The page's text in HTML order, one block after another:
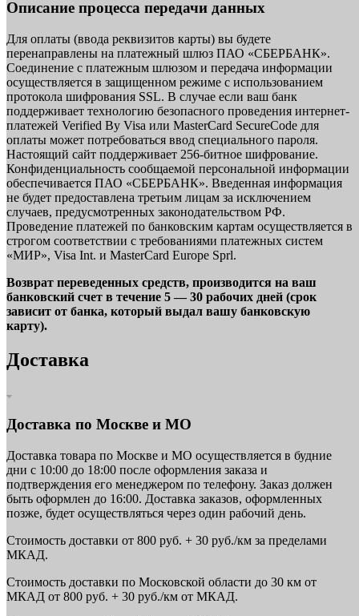
Описание процесса передачи данных
Для оплаты (ввода реквизитов карты) вы будете
перенаправлены на платежный шлюз ПАО «СБЕРБАНК».
Соединение с платежным шлюзом и передача информации
осуществляется в защищенном режиме с использованием
протокола шифрования SSL. В случае если ваш банк
поддерживает технологию безопасного проведения интернет-
платежей Verified By Visa или MasterCard SecureCode для
оплаты может потребоваться ввод специального пароля.
Настоящий сайт поддерживает 256-битное шифрование.
Конфиденциальность сообщаемой персональной информации
обеспечивается ПАО «СБЕРБАНК». Введенная информация
не будет предоставлена третьим лицам за исключением
случаев, предусмотренных законодательством РФ.
Проведение платежей по банковским картам осуществляется в
строгом соответствии с требованиями платежных систем
«МИР», Visa Int. и MasterCard Europe Sprl.
Возврат переведенных средств, производится на ваш
банковский счет в течение 5 — 30 рабочих дней (срок
зависит от банка, который выдал вашу банковскую
карту).
Доставка
Доставка по Москве и МО
Доставка товара по Москве и МО осуществляется в будние
дни с 10:00 до 18:00 после оформления заказа и
подтверждения его менеджером по телефону. Заказ должен
быть оформлен до 16:00. Доставка заказов, оформленных
позже, будет осуществляться через один рабочий день.
Стоимость доставки от 800 руб. + 30 руб./км за пределами
МКАД.
Стоимость доставки по Московской области до 30 км от
МКАД от 800 руб. + 30 руб./км от МКАД.